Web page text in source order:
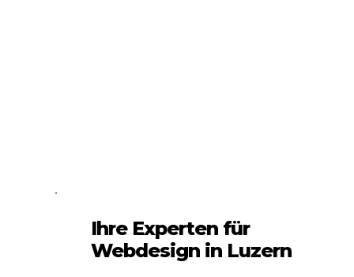
Ihre Experten für
Webdesign in Luzern